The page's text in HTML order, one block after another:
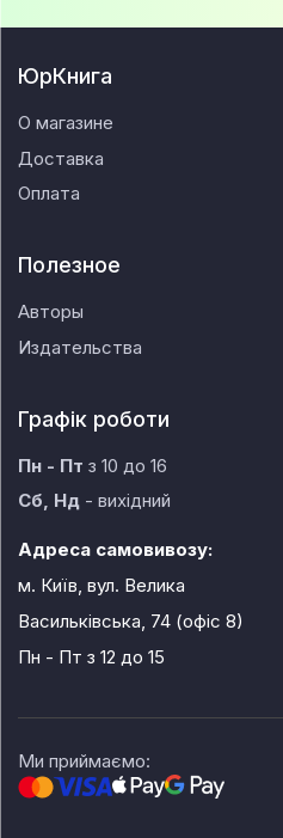
ЮрКнига
О магазине
Доставка
Оплата
Полезное
Авторы
Издательства
Графік роботи
Пн - Пт з 10 до 16
Сб, Нд - вихідний
Адреса самовивозу:
м. Київ, вул. Велика
Васильківська, 74 (офіс 8)
Пн - Пт з 12 до 15
Ми приймаємо: